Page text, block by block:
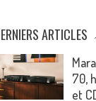
ARTICLES
70,
et